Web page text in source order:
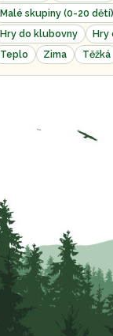
Malé skupiny (0-20 dětí)
Hry do klubovny
Hry
Teplo
Zima Těžká